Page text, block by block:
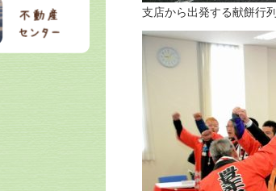
支店から出発する献餅行列